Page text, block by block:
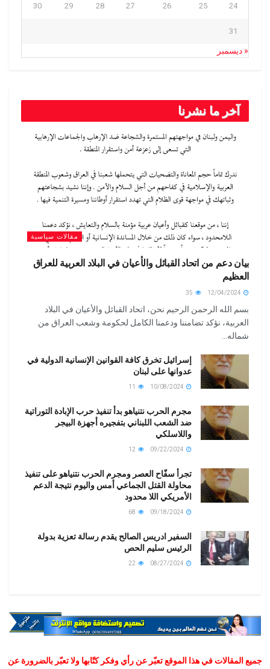
24
25
26
27
28
29
30
31
« ديسمبر
آخر ما نشرنا
مقالات سياسية
بيان دعم من اتحاد القبائل والأعيان في البلاد العربية للعراق
العظيم
بسم الله الرحمن الرحيم نحن، اتحاد القبائل والأعيان في البلاد
العربية، نؤكد تضامننا ودعمنا الكامل لحكومة وشعب العراق من
شماله...
إسرائيل تخرق كافة القوانين الإنسانية الدولية في
عدوانها على لبنان
مجرم الحرب نتنياهو بدأ تنفيذ حرب الإبادة التوراتية
ضد الشعب اللبناني بتفجيره أجهزة البيجر
واللاسلكي
تجرأ سفّاح العصر ومجرم الحرب نتنياهو على تنفيذ
محاولة القتل الجماعي أمس واليوم نتيجة الدعم
الأمريكي اللا محدود
السفير ادريس الصالح يقدم رسالة تعزية بدولة
الرئيس سليم الحص
جميع المقالات في هذا الموقع تعبّر عن رأي وفكر كتّابها ولا تعبّر بالضرورة عن